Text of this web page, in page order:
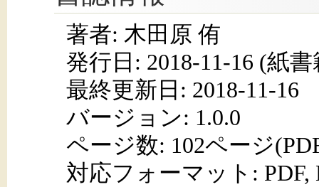
著者: 木田原 侑
発行日: 2018-11-16 (紙書
最終更新日: 2018-11-16
バージョン: 1.0.0
ページ数: 102ページ
対応フォーマット: PDF,